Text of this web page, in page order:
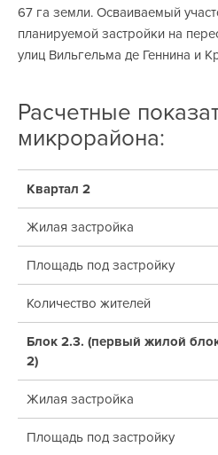
67 га земли. Осваиваемый
планируемой застройки на
улиц Вильгельма де Геннина и
Расчетные
микрорайона:
Квартал 2
Жилая застройка
Площадь под застройку
Количество жителей
Блок 2.3. (первый жилой
2)
Жилая застройка
Площадь под застройку